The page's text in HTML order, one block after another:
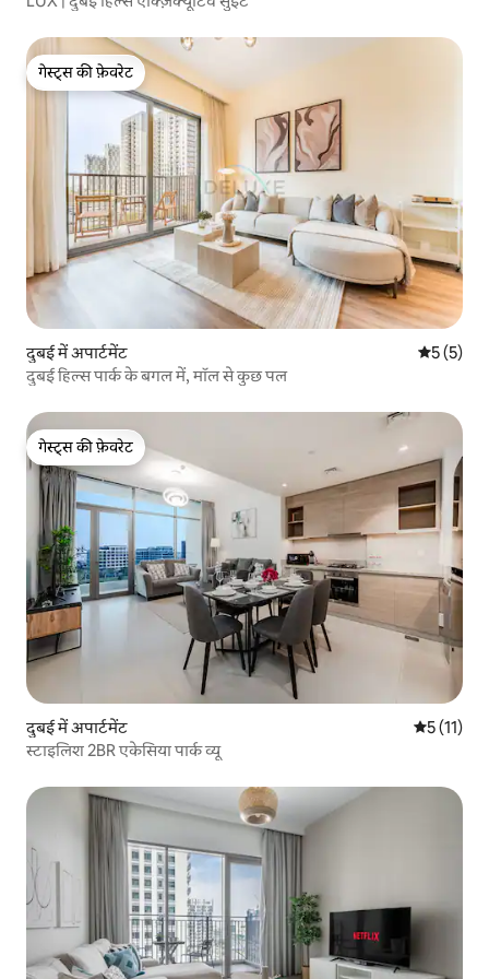
गेस्ट्स की फ़ेवरेट
गेस्ट्स की फ़ेवरेट
दुबई में अपार्टमेंट औसत रेटिंग
5 (5)
दुबई हिल्स पार्क के बगल में, मॉल से कुछ पल
गेस्ट्स की फ़ेवरेट
गेस्ट्स की फ़ेवरेट
दुबई में अपार्टमेंट औसत रेटिंग
5 (11)
स्टाइलिश 2BR एकेसिया पार्क व्यू